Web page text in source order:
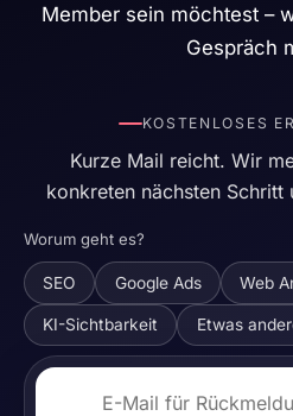
Member sein möchtest –
Gespräch
KOSTENLOSES
Kurze Mail reicht. Wir
konkreten nächsten Schritt
Worum geht es?
SEO Google Ads Web
KI-Sichtbarkeit Etwas